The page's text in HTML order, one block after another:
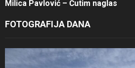
Milica Pavlović – Ćutim naglas
FOTOGRAFIJA DANA